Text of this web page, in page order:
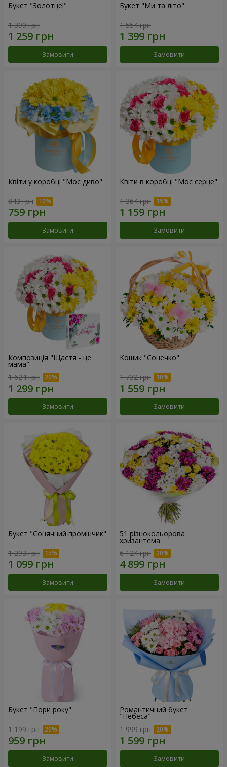
Букет "Золотце!"
1 399 грн
Замовити
Букет "Ми та літо"
1 554 грн
Замовити
Квіти у коробці "Моє диво"
843 грн
Замовити
Квіти в коробці "Моє серце"
1 364 грн
Замовити
Композиція "Щастя - це
мама"
1 624 грн
Замовити
Кошик "Сонечко"
1 732 грн
Замовити
Букет "Сонячний промінчик"
1 293 грн
Замовити
51 різнокольорова
хризантема
6 124 грн
Замовити
Букет "Пори року"
1 199 грн
Замовити
Романтичний букет
"Небеса"
1 999 грн
Замовити